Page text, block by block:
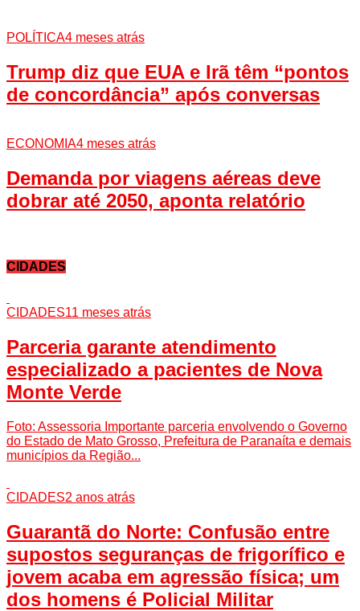
POLÍTICA4 meses atrás
Trump diz que EUA e Irã têm “pontos
de concordância” após conversas
ECONOMIA4 meses atrás
Demanda por viagens aéreas deve
dobrar até 2050, aponta relatório
CIDADES
CIDADES11 meses atrás
Parceria garante atendimento
especializado a pacientes de Nova
Monte Verde
Foto: Assessoria Importante parceria envolvendo o Governo
do Estado de Mato Grosso, Prefeitura de Paranaíta e demais
municípios da Região...
CIDADES2 anos atrás
Guarantã do Norte: Confusão entre
supostos seguranças de frigorífico e
jovem acaba em agressão física; um
dos homens é Policial Militar